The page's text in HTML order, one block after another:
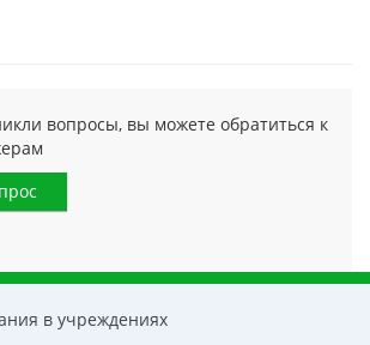
вопросы, вы можете обратиться к
в учреждениях